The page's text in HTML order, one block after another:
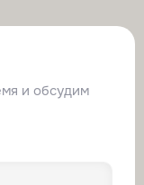
и обсудим